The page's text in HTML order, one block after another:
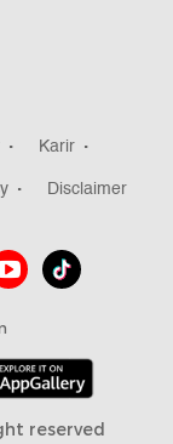
Karir
Disclaimer
reserved